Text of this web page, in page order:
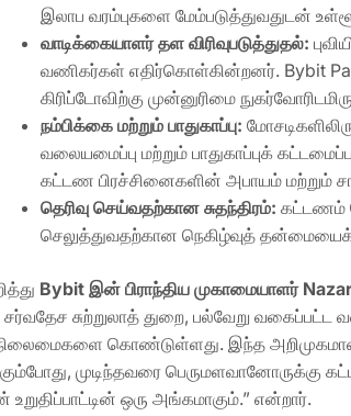
இலாப வரம்புகளை மேம்படுத்துவதுடன்
வாடிக்கையாளர் தள விரிவுபடுத்துதல்:
வணிகர்கள் எதிர்கொள்கின்றனர். Bybit Pay
கிரிப்டோவிற்கு முன்னுரிமை
நம்பிக்கை மற்றும் பாதுகாப்பு:
வலையமைப்பு மற்றும் பாதுகாப்புக்
கட்டண பிரச்சினைகளின் அபாயம் மற்றும்
தெரிவு செய்வதற்கான சுதந்திரம்: கட்டணம்
செலுத்துவதற்கான நெகிழ்வுத்
Bybit இன் பிராந்திய முகாமையாளர்
சர்வதேச சுற்றுலாத் துறை, பல்வேறு
கொண்டுள்ளது. இந்த
முடிந்தவரை
ஒரு அங்கமாகும்.” என்றார்.